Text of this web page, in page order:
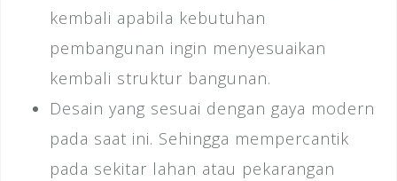
kembali apabila kebutuhan
pembangunan ingin menyesuaikan
kembali struktur bangunan.
Desain yang sesuai dengan gaya modern
pada saat ini. Sehingga mempercantik
pada sekitar lahan atau pekarangan